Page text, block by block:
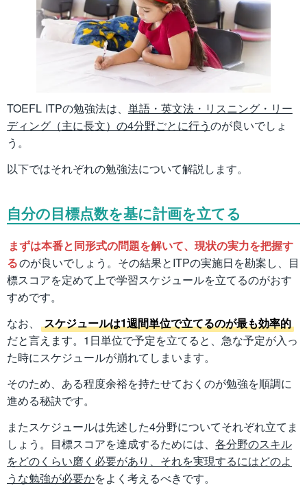
TOEFL ITPの勉強法は、 単語・英文法・リスニング・リー
ディング（主に長文）の4分野ごとに行うのが良いでしょ
う。
以下ではそれぞれの勉強法について解説します。
自分の目標点数を基に計画を立てる
まずは本番と同形式の問題を解いて、現状の実力を把握す
るのが良いでしょう。その結果とITPの実施日を勘案し、目
標スコアを定めて上で学習スケジュールを立てるのがおす
すめです。
なお、
スケジュールは1週間単位で立てるのが最も効率的
だと言えます。1日単位で予定を立てると、急な予定が入っ
た時にスケジュールが崩れてしまいます。
そのため、ある程度余裕を持たせておくのが勉強を順調に
進める秘訣です。
またスケジュールは先述した4分野についてそれぞれ立てま
しょう。目標スコアを達成するためには、 各分野のスキル
をどのくらい磨く必要があり、それを実現するにはどのよ
うな勉強が必要かをよく考えるべきです。